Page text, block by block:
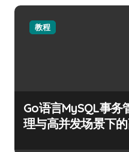
教程
Go语言MySQL事务
理与高并发场景下